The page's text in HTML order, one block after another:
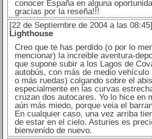
conocer España en alguna
gracias por la reseña!!!
[22 de Septiembre de 2004 a las 08:45]
Lighthouse
Creo que te has perdido (o por lo
mencionar) la increible aventura-
que supone subir a los Lagos de
autobús, con más de medio
o más ruedas) colgando sobre el
especialmente en las curvas
cruzan dos autocares. Yo lo hice en
aún más miedo, porque veia el
En cualquier caso, una vez arriba
de estar en el cielo. Asturies es
bienvenido de nuevo.